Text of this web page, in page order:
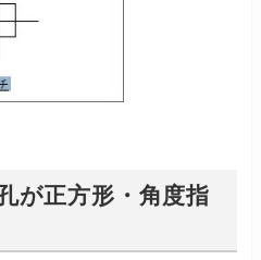
が正方形・角度指